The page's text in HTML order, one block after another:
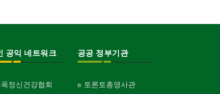
공익 네트워크
정신건강협회
공공 정부기관
토론토총영사관